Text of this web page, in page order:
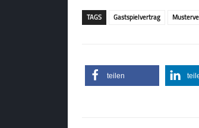
TAGS Gastspielvertrag
teilen